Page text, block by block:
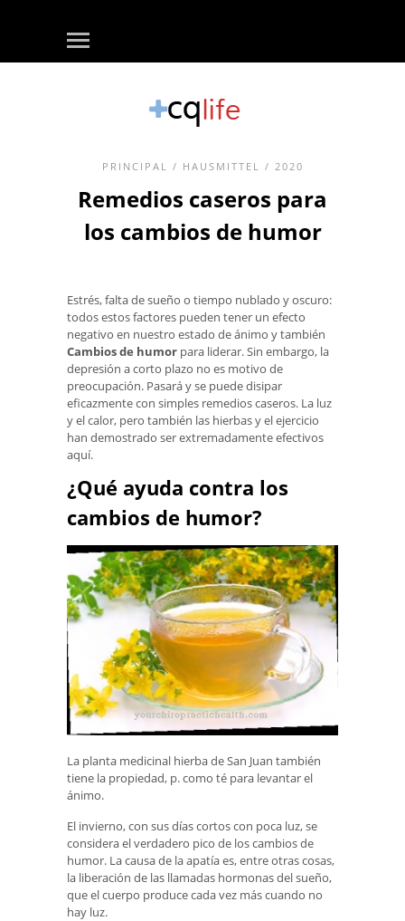
PRINCIPAL / HAUSMITTEL / 2020
Remedios caseros para
los cambios de humor
Estrés, falta de sueño o tiempo nublado y oscuro:
todos estos factores pueden tener un efecto
negativo en nuestro estado de ánimo y también
Cambios de humor para liderar. Sin embargo, la
depresión a corto plazo no es motivo de
preocupación. Pasará y se puede disipar
eficazmente con simples remedios caseros. La luz
y el calor, pero también las hierbas y el ejercicio
han demostrado ser extremadamente efectivos
aquí.
¿Qué ayuda contra los
cambios de humor?
La planta medicinal hierba de San Juan también
tiene la propiedad, p. como té para levantar el
ánimo.
El invierno, con sus días cortos con poca luz, se
considera el verdadero pico de los cambios de
humor. La causa de la apatía es, entre otras cosas,
la liberación de las llamadas hormonas del sueño,
que el cuerpo produce cada vez más cuando no
hay luz.